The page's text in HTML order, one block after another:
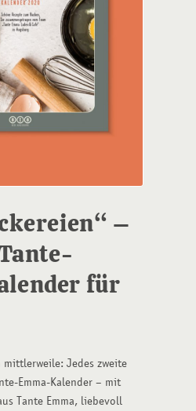
–
für
Jedes zweite
Emma-Kalender – mit
Tante Emma, liebevoll